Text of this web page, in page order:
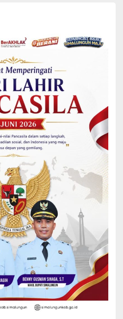
Mimbar Utama, antusiasme
remaja, sebanyak 41 peserta
peserta menunjukkan
dalam melantunkan ayat suci.
juga diikuti oleh 29 peserta
bacaan dengan gaya dan
hadirin yang menyaksikan.
2 Simalungun, persaingan terjadi
menuntut ketelitian dan pemahaman
yang menilai keindahan dan
diikuti oleh 85 peserta putra dan
36 orang,Dekorasi diikuti 21 orang,
orang dan kontemporer diikuti 25.
Tulis Ilmiah Al-Qur’an diikuti oleh
mengolah gagasan dan
bentuk tulisan. Selain itu,
kedalaman penafsiran dan
diikuti oleh 20 group peserta
yang beradu argumen dan
1 Gunung Malela, gelaran
Qur’an. Di sini, sebanyak 39